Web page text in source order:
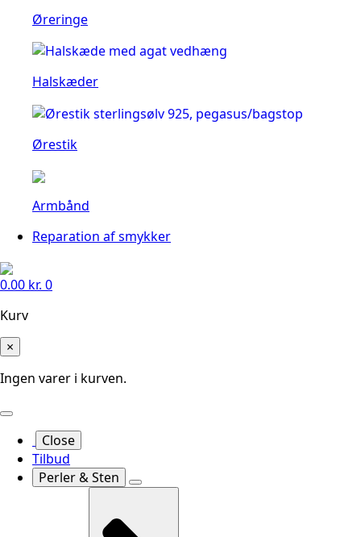
Øreringe
Halskæder
Ørestik
Armbånd
Reparation af smykker
0.00 kr. 0
Kurv
×
Ingen varer i kurven.
Close
Tilbud
Perler & Sten